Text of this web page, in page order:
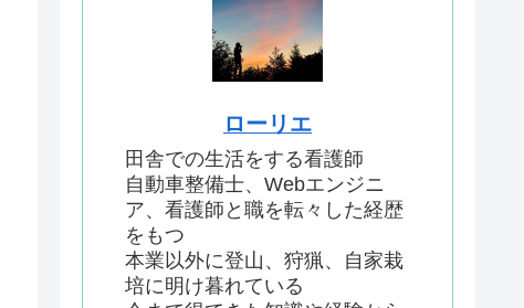
ローリエ
田舎での生活をする看護師
自動車整備士、Webエンジニ
ア、看護師と職を転々した経歴
をもつ
本業以外に登山、狩猟、自家栽
培に明け暮れている